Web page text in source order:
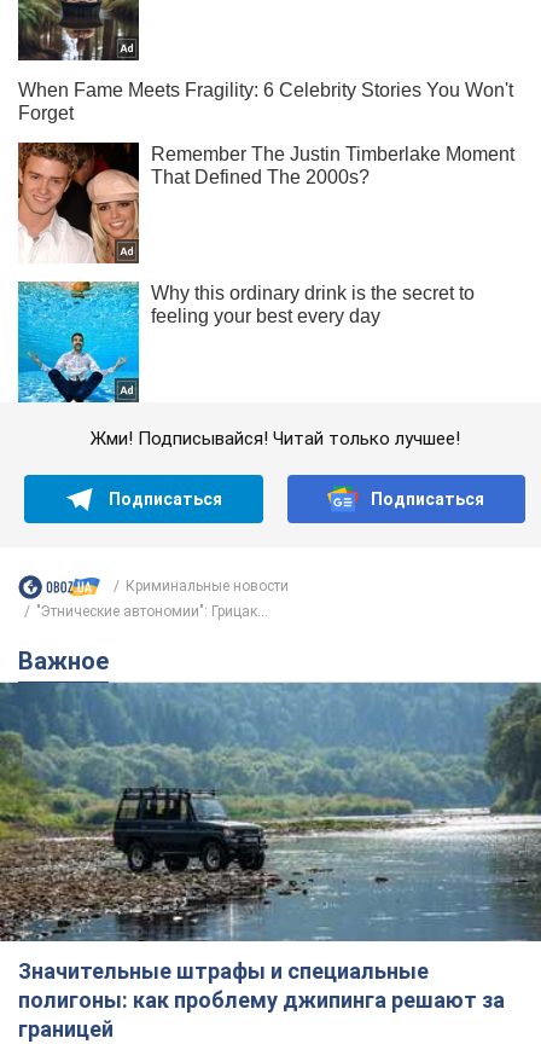
Жми! Подписывайся! Читай только лучшее!
Подписаться Подписаться
Криминальные новости
"Этнические автономии": Грицак...
Важное
Значительные штрафы и специальные
полигоны: как проблему джипинга решают за
границей